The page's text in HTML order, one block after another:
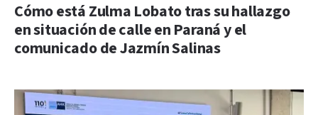
Cómo está Zulma Lobato tras su hallazgo
en situación de calle en Paraná y el
comunicado de Jazmín Salinas